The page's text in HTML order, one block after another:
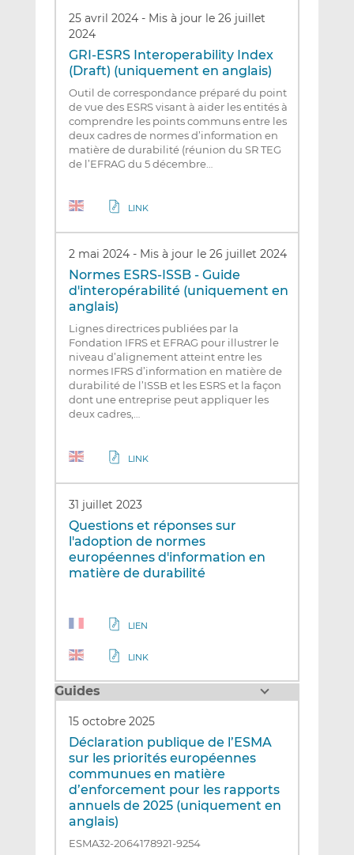
25 avril 2024 - Mis à jour le 26 juillet
2024
GRI-ESRS Interoperability Index
(Draft) (uniquement en anglais)
Outil de correspondance préparé du point
de vue des ESRS visant à aider les entités à
comprendre les points communs entre les
deux cadres de normes d’information en
matière de durabilité (réunion du SR TEG
de l’EFRAG du 5 décembre…
LINK
2 mai 2024 - Mis à jour le 26 juillet 2024
Normes ESRS-ISSB - Guide
d'interopérabilité (uniquement en
anglais)
Lignes directrices publiées par la
Fondation IFRS et EFRAG pour illustrer le
niveau d’alignement atteint entre les
normes IFRS d’information en matière de
durabilité de l’ISSB et les ESRS et la façon
dont une entreprise peut appliquer les
deux cadres,…
LINK
31 juillet 2023
Questions et réponses sur
l'adoption de normes
européennes d'information en
matière de durabilité
LIEN
LINK
Guides
15 octobre 2025
Déclaration publique de l’ESMA
sur les priorités européennes
communues en matière
d’enforcement pour les rapports
annuels de 2025 (uniquement en
anglais)
ESMA32-2064178921-9254